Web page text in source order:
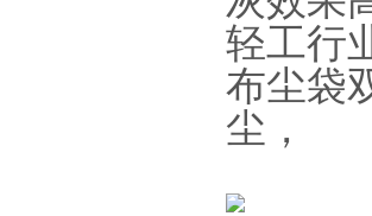
轻工行
布尘袋
尘，